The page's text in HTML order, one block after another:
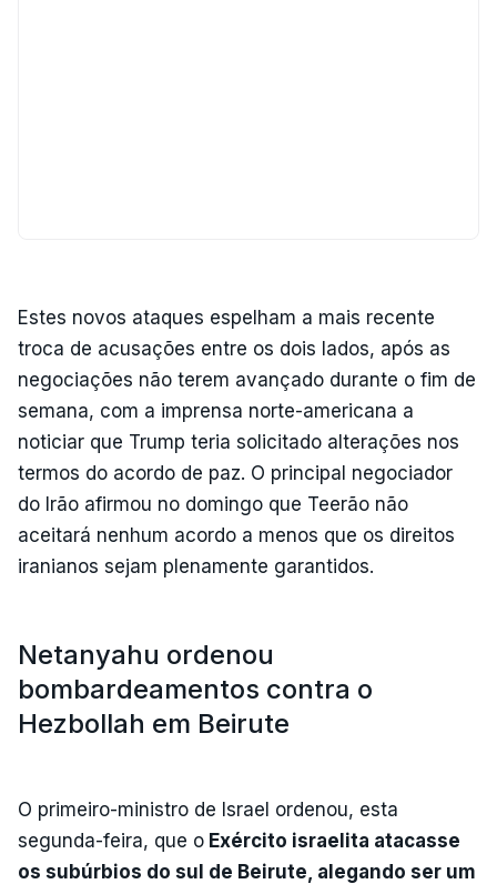
Estes novos ataques espelham a mais recente
troca de acusações entre os dois lados, após as
negociações não terem avançado durante o fim de
semana, com a imprensa norte-americana a
noticiar que Trump teria solicitado alterações nos
termos do acordo de paz. O principal negociador
do Irão afirmou no domingo que Teerão não
aceitará nenhum acordo a menos que os direitos
iranianos sejam plenamente garantidos.
Netanyahu ordenou
bombardeamentos contra o
Hezbollah em Beirute
O primeiro-ministro de Israel ordenou, esta
segunda-feira, que o Exército israelita atacasse
os subúrbios do sul de Beirute, alegando ser um